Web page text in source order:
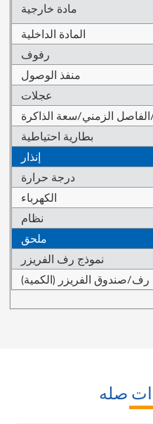
مادة خارجية
المادة الداخلية
رفوف
منفذ الوصول
عجلات
الفاصل الزمني/سعة الذاكرة
بطارية احتياطية
إنذار
درجة حرارة
الكهرباء
نظام
ملحق
نموذج رف الفريزر
رف/صندوق الفريزر (الكمية)
صله